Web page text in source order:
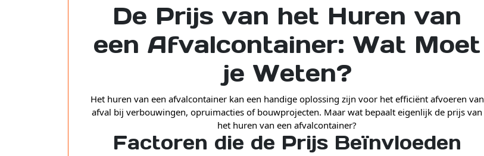
De Prijs van het Huren van
een Afvalcontainer: Wat Moet
je Weten?
Het huren van een afvalcontainer kan een handige oplossing zijn voor het efficiënt afvoeren van
afval bij verbouwingen, opruimacties of bouwprojecten. Maar wat bepaalt eigenlijk de prijs van
het huren van een afvalcontainer?
Factoren die de Prijs Beïnvloeden